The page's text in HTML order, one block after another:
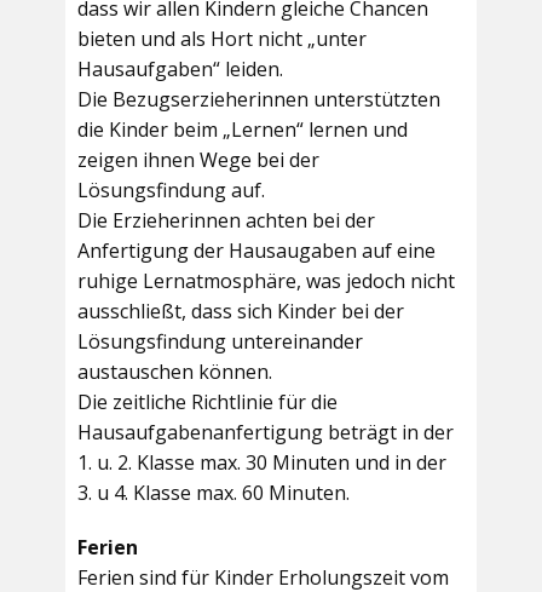
dass wir allen Kindern gleiche Chancen
bieten und als Hort nicht „unter
Hausaufgaben“ leiden.
Die Bezugserzieherinnen unterstützten
die Kinder beim „Lernen“ lernen und
zeigen ihnen Wege bei der
Lösungsfindung auf.
Die Erzieherinnen achten bei der
Anfertigung der Hausaugaben auf eine
ruhige Lernatmosphäre, was jedoch nicht
ausschließt, dass sich Kinder bei der
Lösungsfindung untereinander
austauschen können.
Die zeitliche Richtlinie für die
Hausaufgabenanfertigung beträgt in der
1. u. 2. Klasse max. 30 Minuten und in der
3. u 4. Klasse max. 60 Minuten.
Ferien
Ferien sind für Kinder Erholungszeit vom